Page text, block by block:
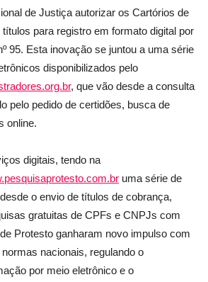
de Justiça autorizar os Cartórios de
para registro em formato digital por
95. Esta inovação se juntou a uma série
disponibilizados pelo
, que vão desde a consulta
pelo pedido de certidões, busca de
online.
digitais, tendo na
uma série de
o envio de títulos de cobrança,
gratuitas de CPFs e CNPJs com
Protesto ganharam novo impulso com
nacionais, regulando o
por meio eletrônico e o